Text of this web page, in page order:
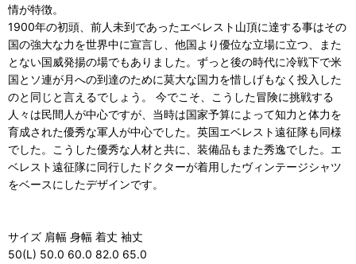
情が特徴。
1900年の初頭、前人未到であったエベレスト山頂に達する事はその
国の強大な力を世界中に宣言し、他国より優位な立場に立つ、また
とない国威発揚の場でもありました。ずっと後の時代に冷戦下で米
国とソ連が月への到達のために莫大な国力を惜しげもなく投入した
のと同じと言えるでしょう。 今でこそ、こうした冒険に挑戦する
人々は民間人が中心ですが、当時は国家予算によって知力と体力を
育成された優秀な軍人が中心でした。英国エベレスト遠征隊も同様
でした。こうした優秀な人材と共に、装備品もまた秀逸でした。エ
ベレスト遠征隊に同行したドクターが着用したヴィンテージシャツ
をベースにしたデザインです。
サイズ 肩幅 身幅 着丈 袖丈
50(L) 50.0 60.0 82.0 65.0